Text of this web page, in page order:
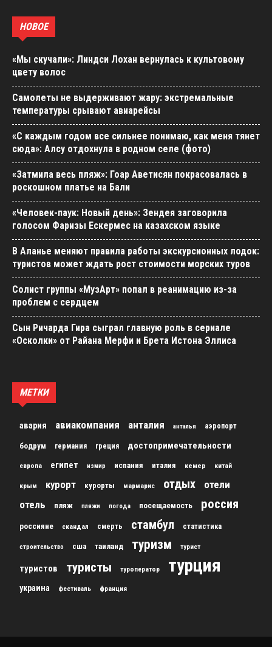
НОВОЕ
«Мы скучали»: Линдси Лохан вернулась к культовому
цвету волос
Самолеты не выдерживают жару: экстремальные
температуры срывают авиарейсы
«С каждым годом все сильнее понимаю, как меня тянет
сюда»: Алсу отдохнула в родном селе (фото)
«Затмила весь пляж»: Гоар Аветисян покрасовалась в
роскошном платье на Бали
«Человек-паук: Новый день»: Зендея заговорила
голосом Фаризы Ескермес на казахском языке
В Аланье меняют правила работы экскурсионных лодок:
туристов может ждать рост стоимости морских туров
Солист группы «МузАрт» попал в реанимацию из-за
проблем с сердцем
Сын Ричарда Гира сыграл главную роль в сериале
«Осколки» от Райана Мерфи и Брета Истона Эллиса
МЕТКИ
авария авиакомпания анталия анталья аэропорт
бодрум германия греция достопримечательности
европа египет измир испания италия кемер китай
крым курорт курорты мармарис отдых
отели
отель
пляж пляжи погода посещаемость россия
россияне скандал смерть стамбул статистика
строительство сша таиланд туризм турист
туристов туристы туроператор турция
украина фестиваль франция